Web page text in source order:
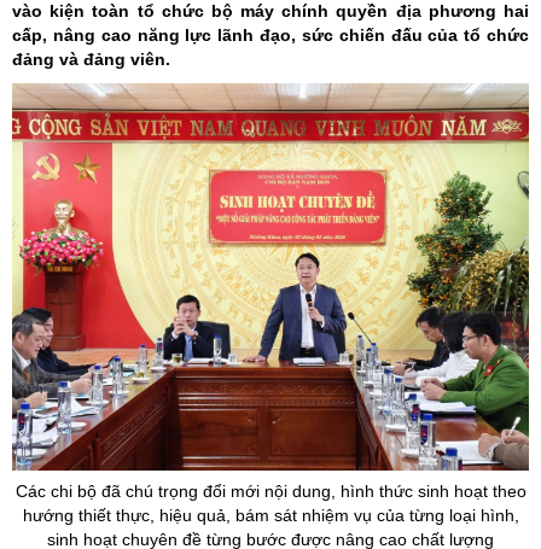
vào kiện toàn tổ chức bộ máy chính quyền địa phương hai
cấp, nâng cao năng lực lãnh đạo, sức chiến đấu của tổ chức
đảng và đảng viên.
Các chi bộ đã chú trọng đổi mới nội dung, hình thức sinh hoạt theo
hướng thiết thực, hiệu quả, bám sát nhiệm vụ của từng loại hình,
sinh hoạt chuyên đề từng bước được nâng cao chất lượng